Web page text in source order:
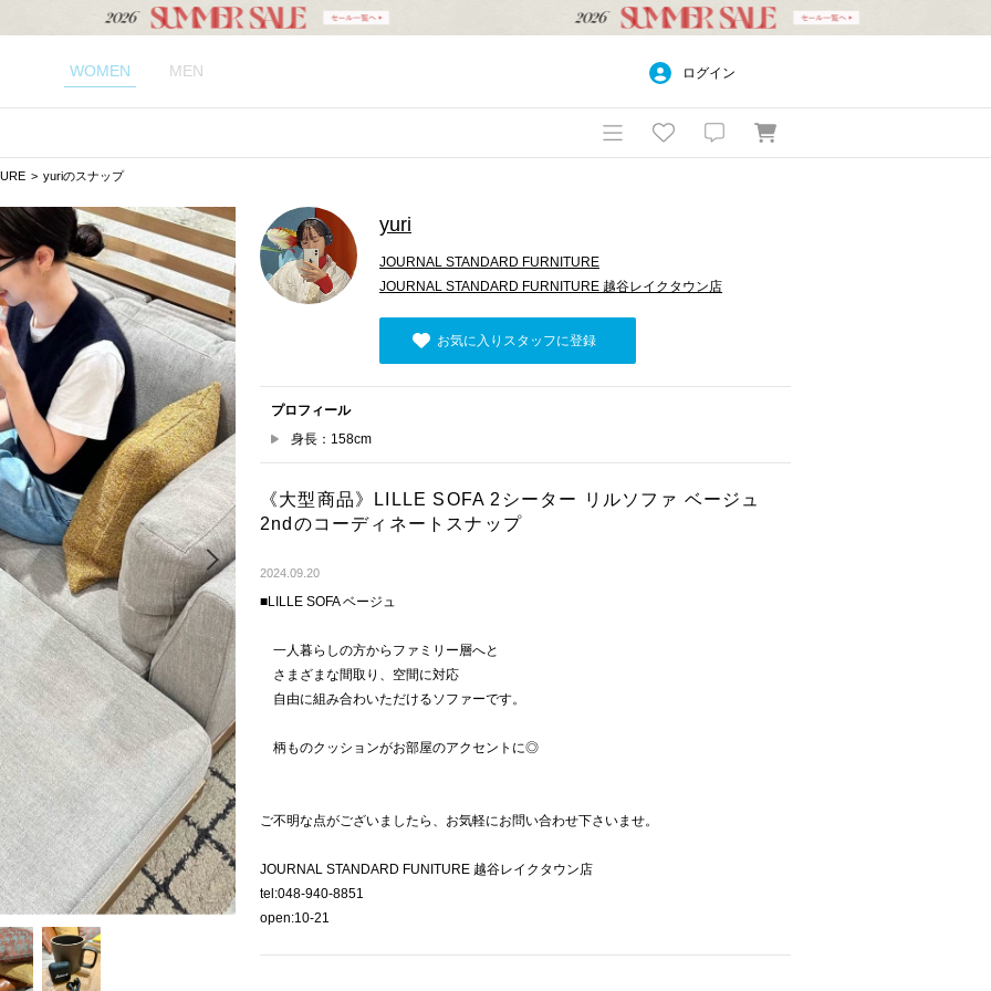
WOMEN MEN ログイン
yuriのスナップ
yuri
JOURNAL STANDARD FURNITURE
JOURNAL STANDARD FURNITURE 越谷レイクタウン店
お気に入りスタッフに登録
プロフィール
身長：158cm
《大型商品》LILLE SOFA 2シーター リルソファ ベージュ
2ndのコーディネートスナップ
2024.09.20
■LILLE SOFA ベージュ
一人暮らしの方からファミリー層へと
さまざまな間取り、空間に対応
自由に組み合わいただけるソファーです。
柄ものクッションがお部屋のアクセントに◎
ご不明な点がございましたら、お気軽にお問い合わせ下さいませ。
JOURNAL STANDARD FUNITURE 越谷レイクタウン店
tel:048-940-8851
open:10-21